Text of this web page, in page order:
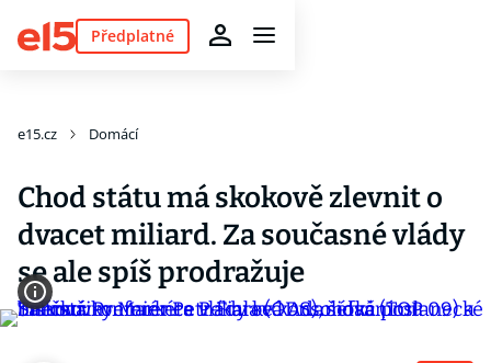
Předplatné
e15.cz Domácí
Chod státu má skokově zlevnit o
dvacet miliard. Za současné vlády
se ale spíš prodražuje